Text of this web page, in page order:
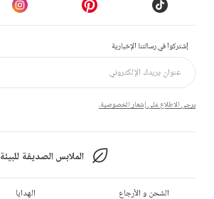
إشتركوا في رسالتنا الإخبارية
يرجى الاطلاع على إشعار الخصوصية.
الملابس الصديقة للبيئة
الشحن و الأرجاع
الهدايا